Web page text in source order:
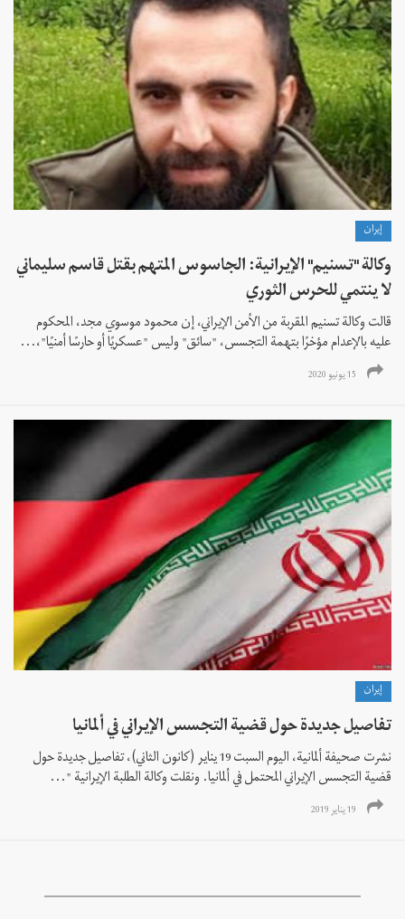
إيران
وكالة "تسنيم" الإيرانية: الجاسوس المتهم بقتل قاسم سليماني
لا ينتمي للحرس الثوري
قالت وكالة تسنيم المقربة من الأمن الإيراني، إن محمود موسوي مجد، المحكوم
عليه بالإعدام مؤخرًا بتهمة التجسس، "سائق" وليس "عسكريًا أو حارسًا أمنيًا"،...
15 يونيو 2020
إيران
تفاصيل جديدة حول قضية التجسس الإيراني في ألمانيا
نشرت صحيفة ألمانية، الیوم السبت 19 ینایر (کانون الثاني)، تفاصيل جديدة حول
قضیة التجسس الإيراني المحتمل في ألمانيا. ونقلت وكالة الطلبة الإيرانية "...
19 يناير 2019